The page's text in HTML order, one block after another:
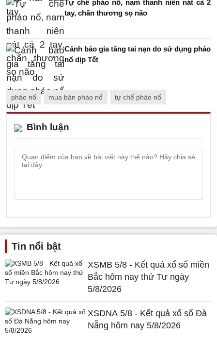
Tự chế pháo nổ, nam thanh niên nát cả 2
tay, chấn thương sọ não
Cảnh báo gia tăng tai nạn do sử dụng pháo
nổ dịp Tết
pháo nổ mua bán pháo nổ tự chế pháo nổ
Bình luận
Tin nổi bật
XSMB 5/8 - Kết quả xổ số miền
Bắc hôm nay thứ Tư ngày
5/8/2026
XSDNA 5/8 - Kết quả xổ số Đà
Nẵng hôm nay 5/8/2026